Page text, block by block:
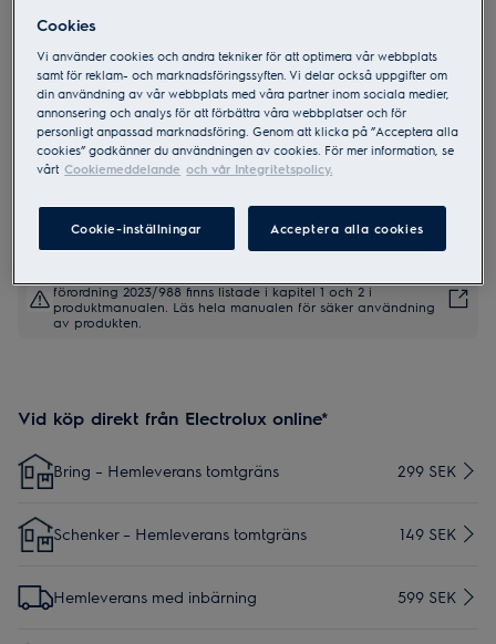
0 (0)
Produktblad
förordning 2023/988 finns listade i kapitel 1 och 2 i
produktmanualen. Läs hela manualen för säker användning
av produkten.
Vid köp direkt från Electrolux online*
Bring – Hemleverans tomtgräns 299 SEK
Schenker – Hemleverans tomtgräns 149 SEK
Hemleverans med inbärning 599 SEK
Cookies
Vi använder cookies och andra tekniker för att optimera vår webbplats
samt för reklam- och marknadsföringssyften. Vi delar också uppgifter om
din användning av vår webbplats med våra partner inom sociala medier,
annonsering och analys för att förbättra våra webbplatser och för
personligt anpassad marknadsföring. Genom att klicka på ”Acceptera alla
cookies” godkänner du användningen av cookies. För mer information, se
vårt Cookiemeddelande och vår Integritetspolicy.
Cookie-inställningar Acceptera alla cookies